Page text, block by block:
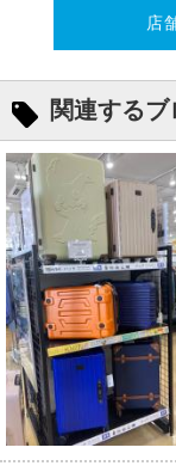
店
関連するブ